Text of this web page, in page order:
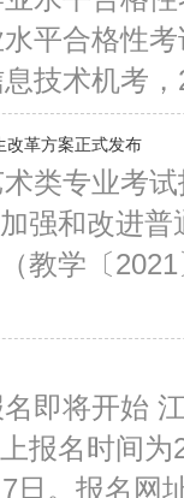
平合格性
技术机考
改革方案正式发布
类专业考
强和改进
教学〔
即将开始
报名时间
日。报名网